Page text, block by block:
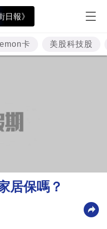
日報》
卡 美股科技股
居保嗎？